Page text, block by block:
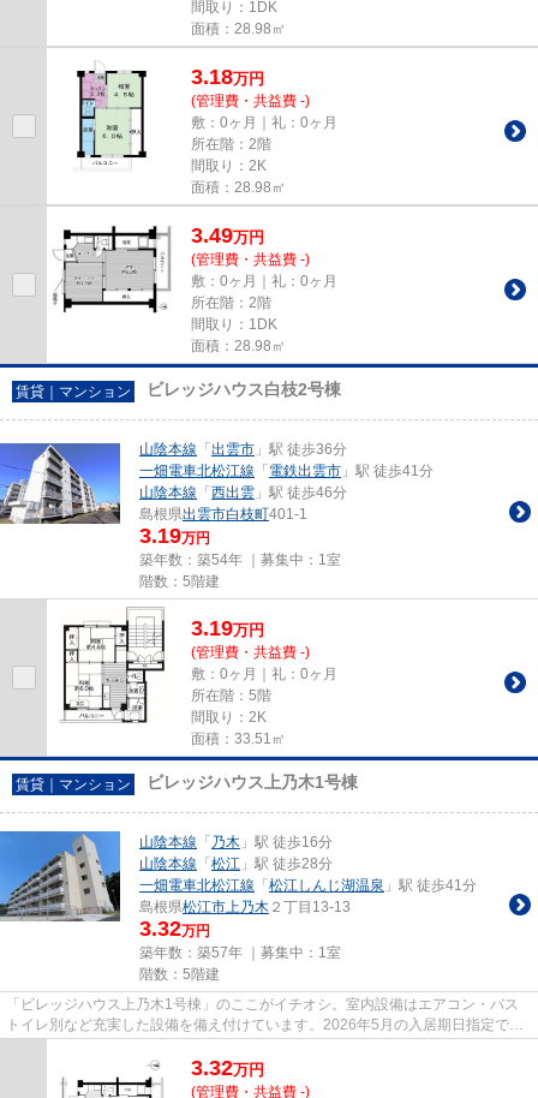
間取り：1DK
面積：28.98㎡
3.18万円
(管理費・共益費 -)
敷：0ヶ月｜礼：0ヶ月
所在階：2階
間取り：2K
面積：28.98㎡
3.49万円
(管理費・共益費 -)
敷：0ヶ月｜礼：0ヶ月
所在階：2階
間取り：1DK
面積：28.98㎡
賃貸｜マンション ビレッジハウス白枝2号棟
山陰本線 「 出雲市 」駅 徒歩36分
一畑電車北松江線 「 電鉄出雲市 」駅 徒歩41分
山陰本線 「 西出雲 」駅 徒歩46分
島根県出雲市白枝町401-1
3.19万円
築年数：築54年 ｜募集中： 1室
階数：5階建
3.19万円
(管理費・共益費 -)
敷：0ヶ月｜礼：0ヶ月
所在階：5階
間取り：2K
面積：33.51㎡
賃貸｜マンション ビレッジハウス上乃木1号棟
山陰本線 「 乃木 」駅 徒歩16分
山陰本線 「 松江 」駅 徒歩28分
一畑電車北松江線 「 松江しんじ湖温泉 」駅 徒歩41分
島根県松江市上乃木 ２丁目13-13
3.32万円
築年数：築57年 ｜募集中： 1室
階数：5階建
「ビレッジハウス上乃木1号棟」のここがイチオシ。室内設備はエアコン・バス
トイレ別など充実した設備を備え付けています。2026年5月の入居期日指定で
3.32万円
(管理費・共益費 -)